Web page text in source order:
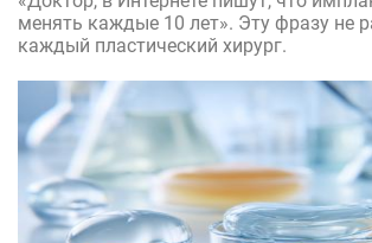
менять каждые 10 лет». Эту фразу не
каждый пластический хирург.